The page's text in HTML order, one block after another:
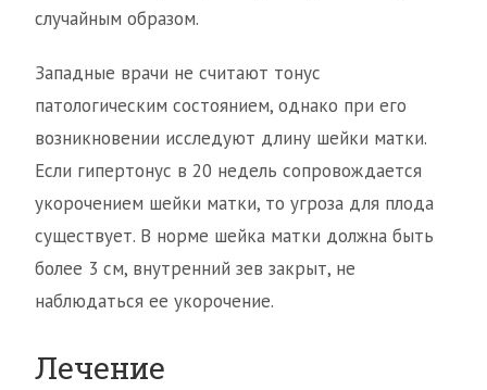
случайным образом.
Западные врачи не считают тонус
патологическим состоянием, однако при его
возникновении исследуют длину шейки матки.
Если гипертонус в 20 недель сопровождается
укорочением шейки матки, то угроза для плода
существует. В норме шейка матки должна быть
более 3 см, внутренний зев закрыт, не
наблюдаться ее укорочение.
Лечение